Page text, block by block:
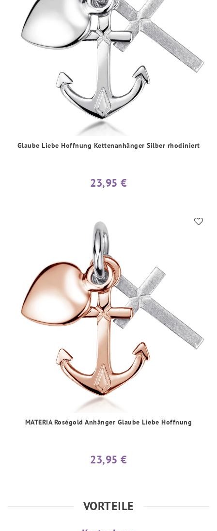
Glaube Liebe Hoffnung Kettenanhänger Silber rhodiniert
23,95 €
MATERIA Roségold Anhänger Glaube Liebe Hoffnung
23,95 €
VORTEILE